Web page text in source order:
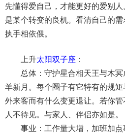
先懂得爱自己，才能更好的爱别
是某个转变的良机。看清自己的需
执手相依偎。
上升太阳双子座 ：
总体：守护星合相天王与木冥
羊新月。每个圈子有它特有的规
外来客而有什么变更退让。若你
人不待见。与家人、伴侣亦如是。
事业：工作量大增，加班加点